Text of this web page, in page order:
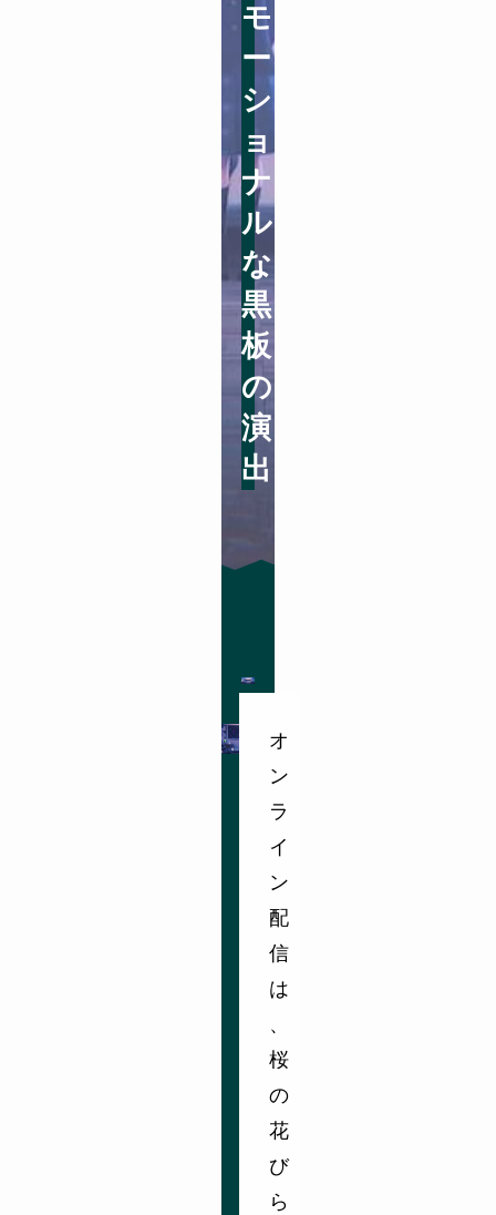
モ
ー
シ
ョ
ナ
ル
な
黒
板
の
演
出
オ
ン
ラ
イ
ン
配
信
は
、
桜
の
花
び
ら